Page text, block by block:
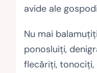
avide ale
Nu mai
ponosluiţi,
flecăriţi, tonociţi,